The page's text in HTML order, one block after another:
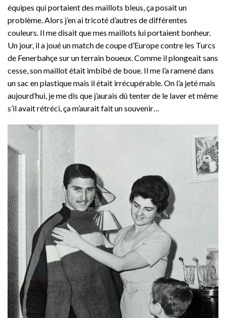
équipes qui portaient des maillots bleus, ça posait un
problème. Alors j’en ai tricoté d’autres de différentes
couleurs. Il me disait que mes maillots lui portaient bonheur.
Un jour, il a joué un match de coupe d’Europe contre les Turcs
de Fenerbahçe sur un terrain boueux. Comme il plongeait sans
cesse, son maillot était imbibé de boue. Il me l’a ramené dans
un sac en plastique mais il était irrécupérable. On l’a jeté mais
aujourd’hui, je me dis que j’aurais dû tenter de le laver et même
s’il avait rétréci, ça m’aurait fait un souvenir…